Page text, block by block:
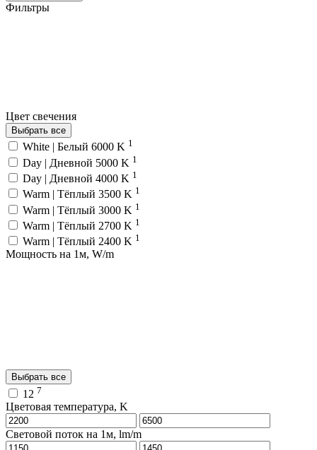
Фильтры
Цвет свечения
Выбрать все
White | Белый 6000 K 1
Day | Дневной 5000 K 1
Day | Дневной 4000 K 1
Warm | Тёплый 3500 K 1
Warm | Тёплый 3000 K 1
Warm | Тёплый 2700 K 1
Warm | Тёплый 2400 K 1
Мощность на 1м, W/m
Выбрать все
12 7
Цветовая температура, K
Световой поток на 1м, lm/m